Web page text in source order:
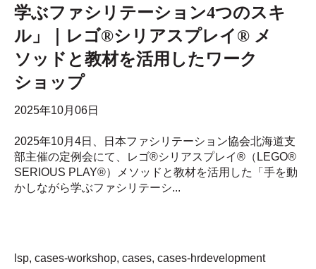
学ぶファシリテーション4つのスキ
ル」｜レゴ®シリアスプレイ® メ
ソッドと教材を活用したワーク
ショップ
2025年10月06日
2025年10月4日、日本ファシリテーション協会北海道支
部主催の定例会にて、レゴ®シリアスプレイ®（LEGO®
SERIOUS PLAY®）メソッドと教材を活用した「手を動
かしながら学ぶファシリテーシ...
lsp, cases-workshop, cases, cases-hrdevelopment